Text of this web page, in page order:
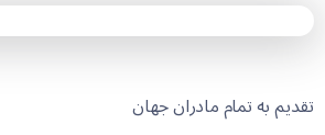
تقديم به تمام مادران جهان